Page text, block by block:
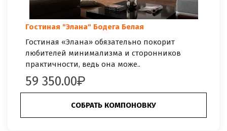
Гостиная "Элана" Бодега Белая
Гостиная «Элана» обязательно покорит
любителей минимализма и сторонников
практичности, ведь она може..
59 350.00
СОБРАТЬ КОМПОНОВКУ